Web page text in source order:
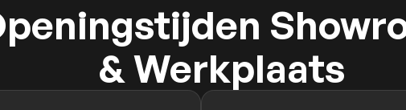
& Werkplaats